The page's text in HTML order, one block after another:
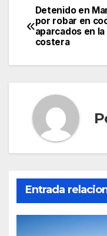
c
e
b
o
o
k
itt
er
de
entradas
Detenido en
por robar en
aparcados en
costera
Entrada